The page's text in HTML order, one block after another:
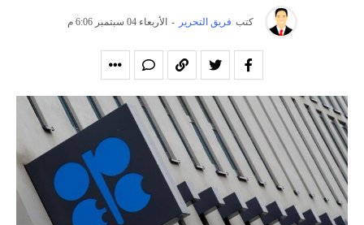
كتب فريق التحرير - الأربعاء 04 سبتمبر 6:06 م